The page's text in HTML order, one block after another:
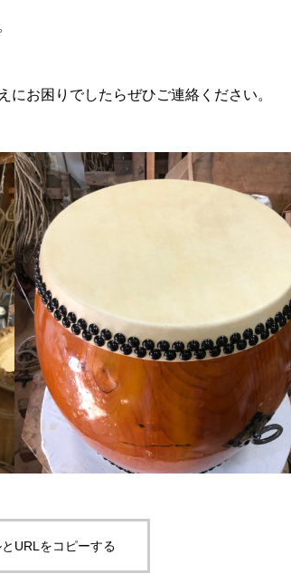
お困りでしたらぜひご連絡ください。
URLをコピーする